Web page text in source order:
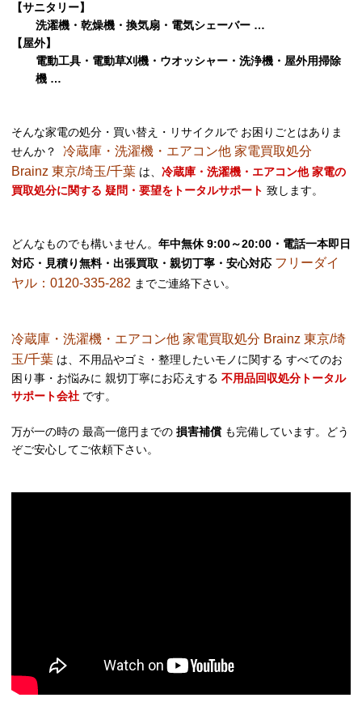
【サニタリー】
洗濯機・乾燥機・換気扇・電気シェーバー …
【屋外】
電動工具・電動草刈機・ウオッシャー・洗浄機・屋外用掃除
機 …
そんな家電の処分・買い替え・リサイクルで お困りごとはありま
せんか？ 冷蔵庫・洗濯機・エアコン他 家電買取処分
Brainz 東京/埼玉/千葉 は、 冷蔵庫・洗濯機・エアコン他 家電の
買取処分に関する 疑問・要望をトータルサポート 致します。
どんなものでも構いません。 年中無休 9:00～20:00・電話一本即日
対応・見積り無料・出張買取・親切丁寧・安心対応 フリーダイ
ヤル：0120-335-282 までご連絡下さい。
冷蔵庫・洗濯機・エアコン他 家電買取処分 Brainz 東京/埼
玉/千葉 は、不用品やゴミ・整理したいモノに関する すべてのお
困り事・お悩みに 親切丁寧にお応えする 不用品回収処分トータル
サポート会社 です。
万が一の時の 最高一億円までの 損害補償 も完備しています。どう
ぞご安心してご依頼下さい。